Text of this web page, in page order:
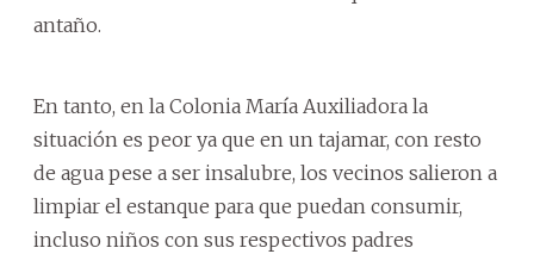
antaño.
En tanto, en la Colonia María Auxiliadora la
situación es peor ya que en un tajamar, con resto
de agua pese a ser insalubre, los vecinos salieron a
limpiar el estanque para que puedan consumir,
incluso niños con sus respectivos padres